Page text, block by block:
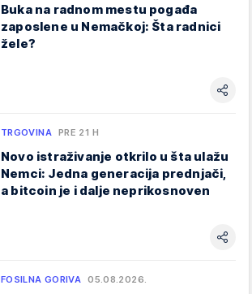
Buka na radnom mestu pogađa
zaposlene u Nemačkoj: Šta radnici
žele?
TRGOVINA PRE 21 H
Novo istraživanje otkrilo u šta ulažu
Nemci: Jedna generacija prednjači,
a bitcoin je i dalje neprikosnoven
FOSILNA GORIVA 05.08.2026.